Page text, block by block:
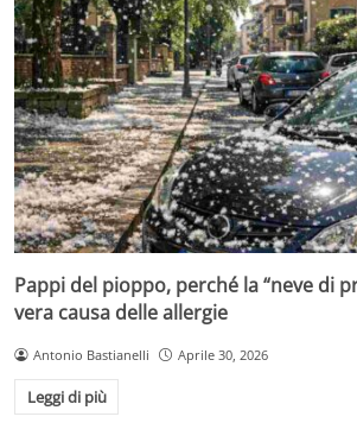
Pappi del pioppo, perché la “neve di
vera causa delle allergie
Antonio Bastianelli Aprile 30, 2026
Leggi di più